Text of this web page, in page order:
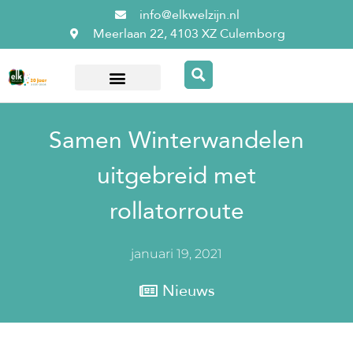
info@elkwelzijn.nl
Meerlaan 22, 4103 XZ Culemborg
Samen Winterwandelen
uitgebreid met
rollatorroute
januari 19, 2021
Nieuws